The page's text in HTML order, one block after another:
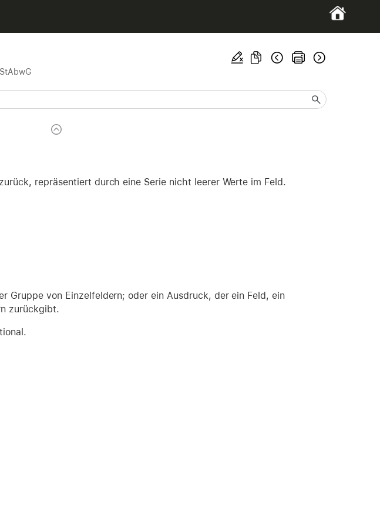
StAbwG
repräsentiert durch eine Serie nicht leerer Werte im Feld.
Gruppe von Einzelfeldern; oder ein Ausdruck, der ein Feld, ein
zurückgibt.